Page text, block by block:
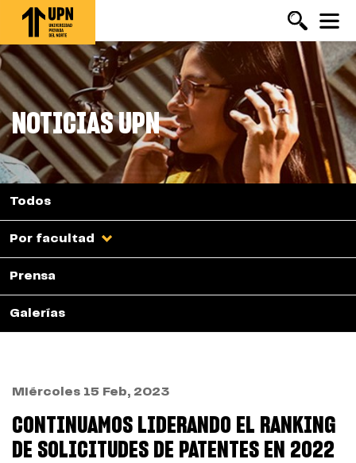
Pasar
contenido
principal
NOTICIAS UPN
Todos
Por facultad
Prensa
Galerías
Miércoles 15 Feb, 2023
CONTINUAMOS LIDERANDO EL RANKING
DE SOLICITUDES DE PATENTES EN 2022